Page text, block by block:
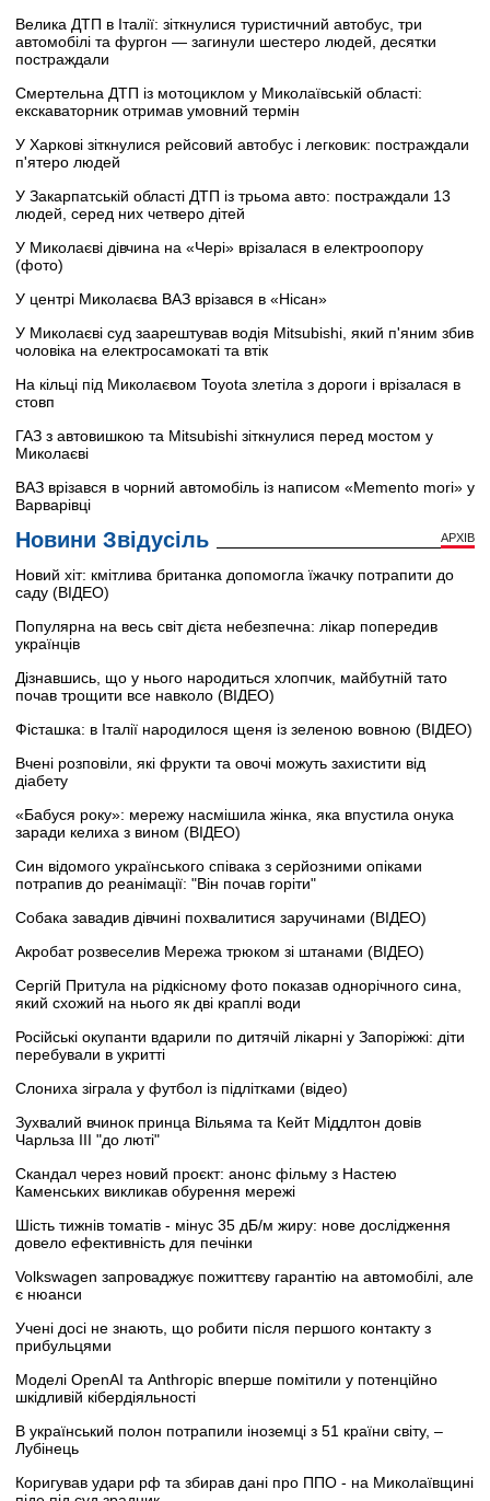
Велика ДТП в Італії: зіткнулися туристичний автобус, три
автомобілі та фургон — загинули шестеро людей, десятки
постраждали
Смертельна ДТП із мотоциклом у Миколаївській області:
екскаваторник отримав умовний термін
У Харкові зіткнулися рейсовий автобус і легковик: постраждали
п'ятеро людей
У Закарпатській області ДТП із трьома авто: постраждали 13
людей, серед них четверо дітей
У Миколаєві дівчина на «Чері» врізалася в електроопору
(фото)
У центрі Миколаєва ВАЗ врізався в «Нісан»
У Миколаєві суд заарештував водія Mitsubishi, який п'яним збив
чоловіка на електросамокаті та втік
На кільці під Миколаєвом Toyota злетіла з дороги і врізалася в
стовп
ГАЗ з автовишкою та Mitsubishi зіткнулися перед мостом у
Миколаєві
ВАЗ врізався в чорний автомобіль із написом «Memento mori» у
Варварівці
Новини Звідусіль АРХІВ
Новий хіт: кмітлива британка допомогла їжачку потрапити до
саду (ВІДЕО)
Популярна на весь світ дієта небезпечна: лікар попередив
українців
Дізнавшись, що у нього народиться хлопчик, майбутній тато
почав трощити все навколо (ВІДЕО)
Фісташка: в Італії народилося щеня із зеленою вовною (ВІДЕО)
Вчені розповіли, які фрукти та овочі можуть захистити від
діабету
«Бабуся року»: мережу насмішила жінка, яка впустила онука
заради келиха з вином (ВІДЕО)
Син відомого українського співака з серйозними опіками
потрапив до реанімації: "Він почав горіти"
Собака завадив дівчині похвалитися заручинами (ВІДЕО)
Акробат розвеселив Мережа трюком зі штанами (ВІДЕО)
Сергій Притула на рідкісному фото показав однорічного сина,
який схожий на нього як дві краплі води
Російські окупанти вдарили по дитячій лікарні у Запоріжжі: діти
перебували в укритті
Слониха зіграла у футбол із підлітками (відео)
Зухвалий вчинок принца Вільяма та Кейт Міддлтон довів
Чарльза III "до люті"
Скандал через новий проєкт: анонс фільму з Настею
Каменських викликав обурення мережі
Шість тижнів томатів - мінус 35 дБ/м жиру: нове дослідження
довело ефективність для печінки
Volkswagen запроваджує пожиттєву гарантію на автомобілі, але
є нюанси
Учені досі не знають, що робити після першого контакту з
прибульцями
Моделі OpenAI та Anthropic вперше помітили у потенційно
шкідливій кібердіяльності
В український полон потрапили іноземці з 51 країни світу, –
Лубінець
Коригував удари рф та збирав дані про ППО - на Миколаївщині